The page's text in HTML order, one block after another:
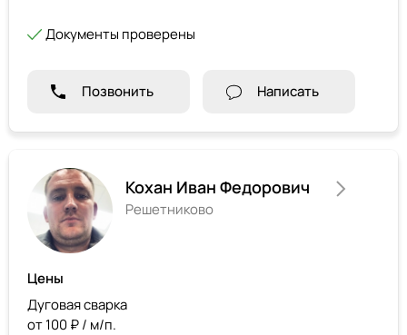
Документы проверены
Позвонить Написать
Кохан Иван Федорович
Решетниково
Цены
Дуговая сварка
от 100 ₽ / м/п.